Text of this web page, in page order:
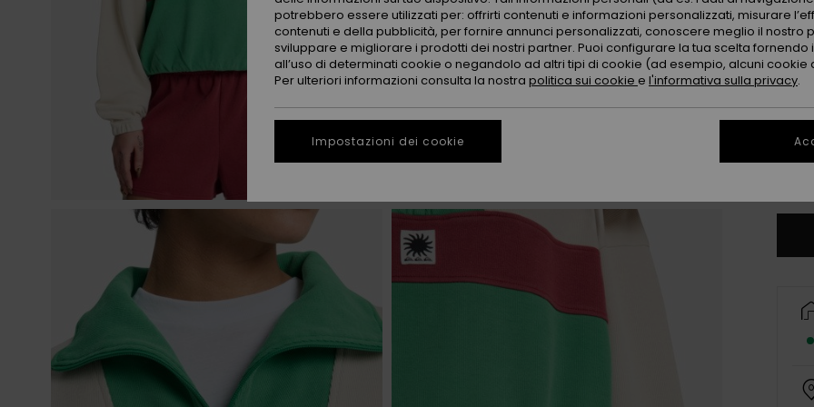
XS
potrebbero essere utilizzati per: offrirti contenuti e informazioni personalizzati, misurare
contenuti e della pubblicità, per fornire annunci personalizzati, conoscere meglio il nostro
sviluppare e migliorare i prodotti dei nostri partner. Puoi configurare la tua scelta fornendo
all’uso di determinati cookie o negandolo ad altri tipi di cookie (ad esempio, alcuni cookie
Per ulteriori informazioni consulta la nostra politica sui cookie e l'informativa sulla privacy.
Impostazioni dei cookie